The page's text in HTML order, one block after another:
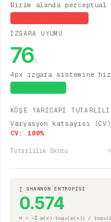
Birim alanda perceptual
IZGARA UYUMU
76%
4px ızgara sistemine
KÖŞE YARICAPI
Varyasyon katsayısı
CV: 100%
Tutarlılık Skoru
∑ SHANNON ENTROPİSİ
0.574
H = −Σ p(x)·log₂(p(x)) /